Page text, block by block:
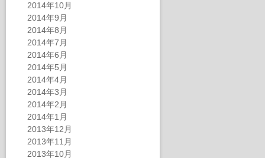
2014年10月
2014年9月
2014年8月
2014年7月
2014年6月
2014年5月
2014年4月
2014年3月
2014年2月
2014年1月
2013年12月
2013年11月
2013年10月